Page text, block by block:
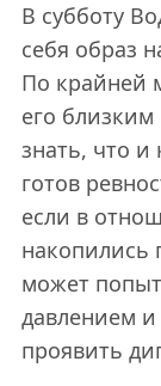
В субботу
себя образ
По крайней
его
знать, что и
готов
если в
накопились
может
давлением
проявить